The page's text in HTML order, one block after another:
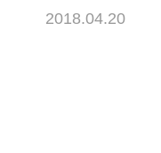
2018.04.20